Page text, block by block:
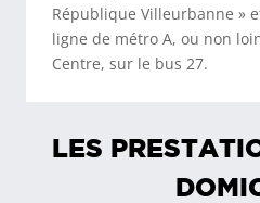
République Villeurbanne »
ligne de métro A, ou non
Centre, sur le bus 27.
LES